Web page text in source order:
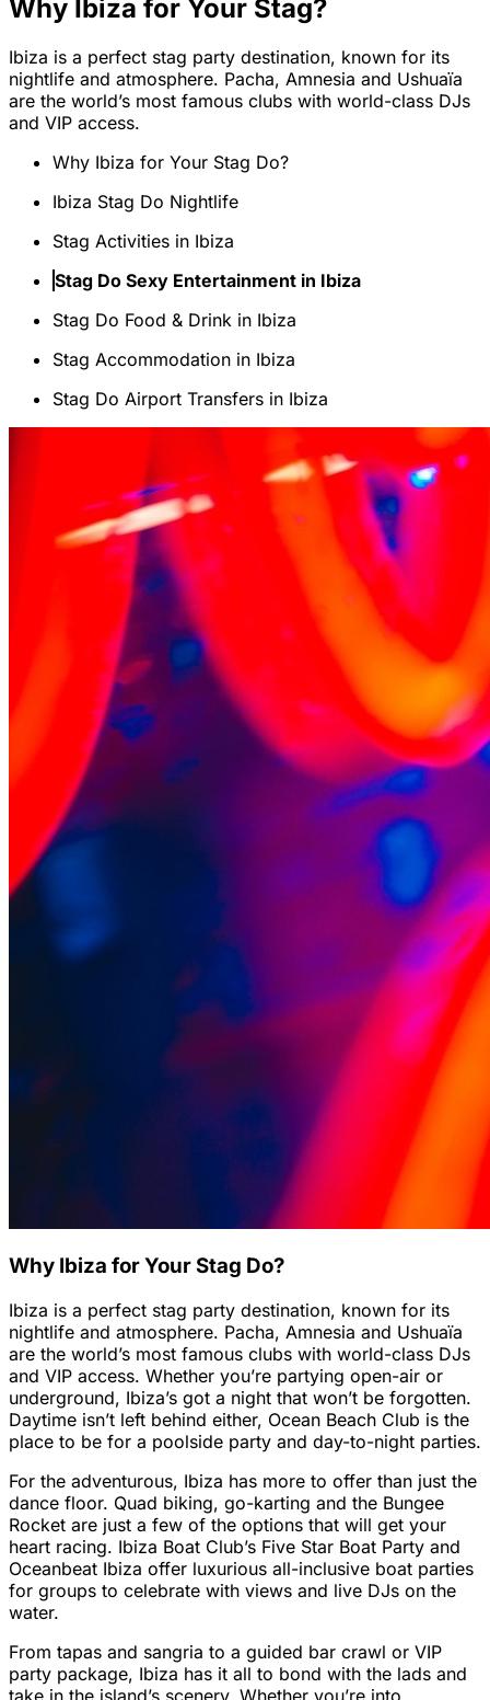
Why Ibiza for Your Stag?
Ibiza is a perfect stag party destination, known for its
nightlife and atmosphere. Pacha, Amnesia and Ushuaïa
are the world’s most famous clubs with world-class DJs
and VIP access.
Why Ibiza for Your Stag Do?
Ibiza Stag Do Nightlife
Stag Activities in Ibiza
Stag Do Sexy Entertainment in Ibiza
Stag Do Food & Drink in Ibiza
Stag Accommodation in Ibiza
Stag Do Airport Transfers in Ibiza
Why Ibiza for Your Stag Do?
Ibiza is a perfect stag party destination, known for its
nightlife and atmosphere. Pacha, Amnesia and Ushuaïa
are the world’s most famous clubs with world-class DJs
and VIP access. Whether you’re partying open-air or
underground, Ibiza’s got a night that won’t be forgotten.
Daytime isn’t left behind either, Ocean Beach Club is the
place to be for a poolside party and day-to-night parties.
For the adventurous, Ibiza has more to offer than just the
dance floor. Quad biking, go-karting and the Bungee
Rocket are just a few of the options that will get your
heart racing. Ibiza Boat Club’s Five Star Boat Party and
Oceanbeat Ibiza offer luxurious all-inclusive boat parties
for groups to celebrate with views and live DJs on the
water.
From tapas and sangria to a guided bar crawl or VIP
party package, Ibiza has it all to bond with the lads and
take in the island’s scenery. Whether you’re into